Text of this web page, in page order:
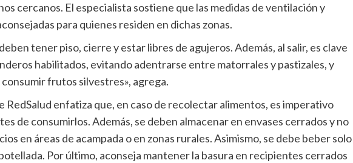
cercanos. El especialista sostiene que las medidas de ventilación y
para quienes residen en dichas zonas.
tener piso, cierre y estar libres de agujeros. Además, al salir, es clave
habilitados, evitando adentrarse entre matorrales y pastizales, y
frutos silvestres», agrega.
RedSalud enfatiza que, en caso de recolectar alimentos, es imperativo
de consumirlos. Además, se deben almacenar en envases cerrados y no
en áreas de acampada o en zonas rurales. Asimismo, se debe beber solo
Por último, aconseja mantener la basura en recipientes cerrados